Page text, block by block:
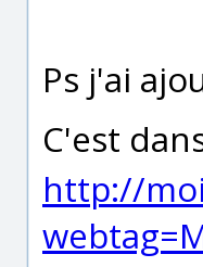
Ps j'ai
C'est
http://